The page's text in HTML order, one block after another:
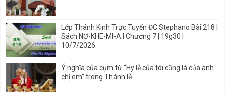
Lớp Thánh Kinh Trực Tuyến ĐC Stephano Bài 218 |
Sách NƠ-KHE-MI-A I Chương 7 | 19g30 |
10/7/2026
Ý nghĩa của cụm từ “Hy lễ của tôi cũng là của anh
chị em” trong Thánh lễ